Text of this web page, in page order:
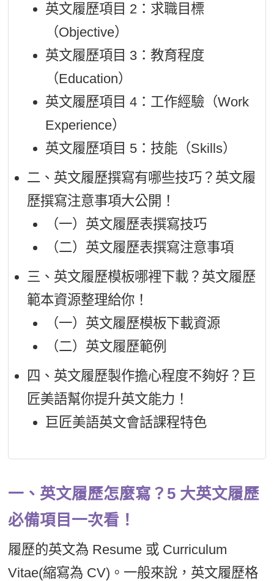
英文履歷項目 2：求職目標
（Objective）
英文履歷項目 3：教育程度
（Education）
英文履歷項目 4：工作經驗（Work
Experience）
英文履歷項目 5：技能（Skills）
二、英文履歷撰寫有哪些技巧？英文履
歷撰寫注意事項大公開！
（一）英文履歷表撰寫技巧
（二）英文履歷表撰寫注意事項
三、英文履歷模板哪裡下載？英文履歷
範本資源整理給你！
（一）英文履歷模板下載資源
（二）英文履歷範例
四、英文履歷製作擔心程度不夠好？巨
匠美語幫你提升英文能力！
巨匠美語英文會話課程特色
一、英文履歷怎麼寫？5 大英文履歷
必備項目一次看！
履歷的英文為 Resume 或 Curriculum
Vitae(縮寫為 CV)。一般來說，英文履歷格